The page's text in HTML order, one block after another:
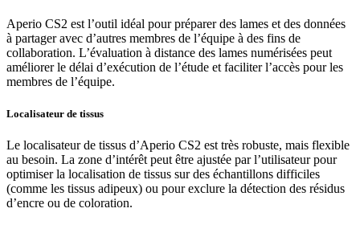
Aperio CS2 est l’outil idéal pour préparer des lames et des données
à partager avec d’autres membres de l’équipe à des fins de
collaboration. L’évaluation à distance des lames numérisées peut
améliorer le délai d’exécution de l’étude et faciliter l’accès pour les
membres de l’équipe.
Localisateur de tissus
Le localisateur de tissus d’Aperio CS2 est très robuste, mais flexible
au besoin. La zone d’intérêt peut être ajustée par l’utilisateur pour
optimiser la localisation de tissus sur des échantillons difficiles
(comme les tissus adipeux) ou pour exclure la détection des résidus
d’encre ou de coloration.